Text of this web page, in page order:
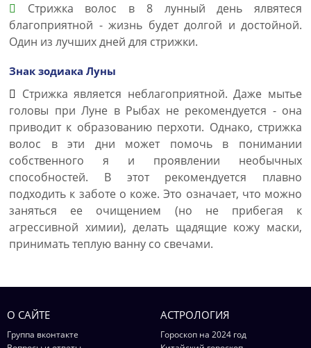
Стрижка волос в 8 лунный день ялвятеся
благоприятной - жизнь будет долгой и достойной.
Один из лучших дней для стрижки.
Знак зодиака Луны
Стрижка является неблагоприятной. Даже мытье
головы при Луне в Рыбах не рекомендуется - она
приводит к образованию перхоти. Однако, стрижка
волос в эти дни может помочь в понимании
собственного я и проявлении необычных
способностей. В этот рекомендуется плавно
подходить к заботе о коже. Это означает, что можно
заняться ее очищением (но не прибегая к
агрессивной химии), делать щадящие кожу маски,
принимать теплую ванну со свечами.
О САЙТЕ
Группа вконтакте
АСТРОЛОГИЯ
Гороскоп на 2024 год